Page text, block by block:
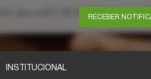
RECEBER
INSTITUCIONAL